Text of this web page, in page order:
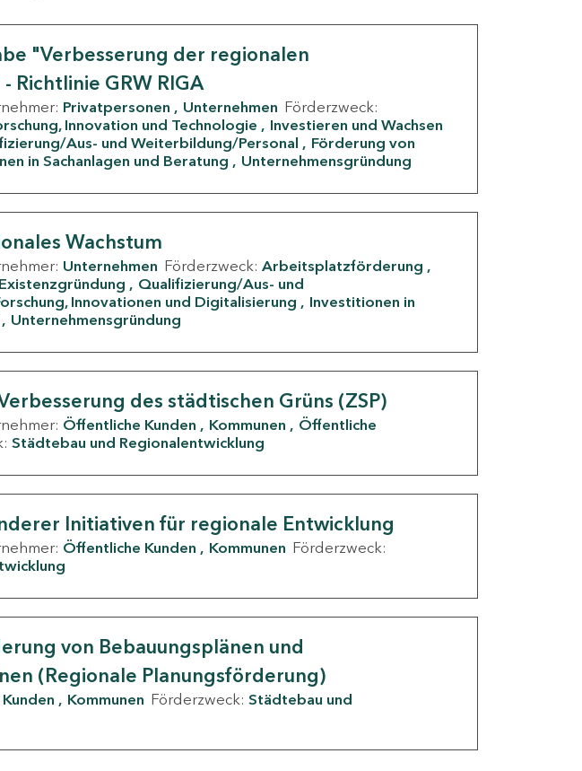
"Verbesserung der regionalen
GRW RIGA
Privatpersonen Unternehmen Förderzweck:
Innovation und Technologie
Investieren und Wachsen
Aus- und Weiterbildung/Personal
Förderung von
in Sachanlagen und Beratung Unternehmensgründung
Wachstum
Unternehmen Förderzweck: Arbeitsplatzförderung
Existenzgründung
Qualifizierung/Aus- und
Innovationen und Digitalisierung
Investitionen in
Unternehmensgründung
des städtischen Grüns (ZSP)
Öffentliche Kunden Kommunen
Öffentliche
Städtebau und Regionalentwicklung
Initiativen für regionale Entwicklung
Öffentliche Kunden Kommunen Förderzweck:
von Bebauungsplänen und
(Regionale Planungsförderung)
Kommunen Förderzweck: Städtebau und